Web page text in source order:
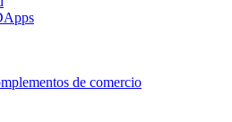
de comercio